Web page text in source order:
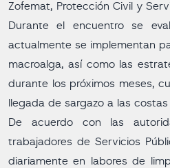
Zofemat, Protección Civil y
Durante el encuentro se
actualmente se implementan
macroalga, así como las
durante los próximos meses,
llegada de sargazo a las
De acuerdo con las
trabajadores de Servicios
diariamente en labores de